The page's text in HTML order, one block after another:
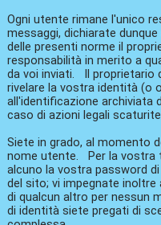
Ogni utente rimane l'unico
messaggi, dichiarate
delle presenti norme il
responsabilità in merito a
da voi inviati. Il proprietario
rivelare la vostra identità (o
all'identificazione archiviata
caso di azioni legali
Siete in grado, al momento
nome utente. Per la vostra
alcuno la vostra password
del sito; vi impegnate
di qualcun altro per nessun
di identità siete pregati di